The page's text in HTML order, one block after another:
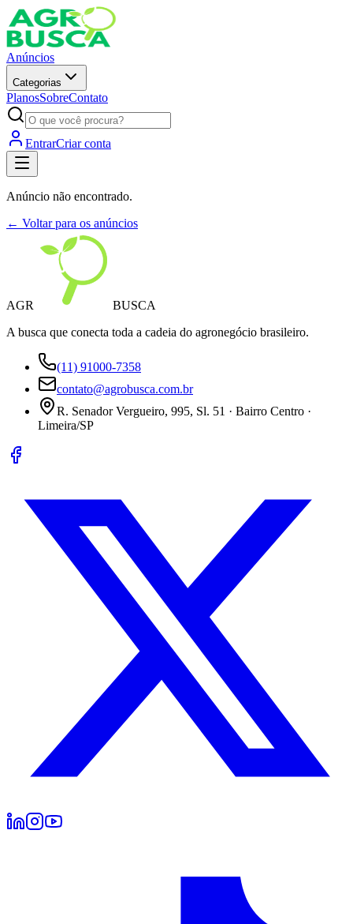
Anúncios
Categorias
PlanosSobreContato
EntrarCriar conta
Anúncio não encontrado.
← Voltar para os anúncios
AGR
BUSCA
A busca que conecta toda a cadeia do agronegócio brasileiro.
(11) 91000-7358
contato@agrobusca.com.br
R. Senador Vergueiro, 995, Sl. 51 · Bairro Centro ·
Limeira/SP